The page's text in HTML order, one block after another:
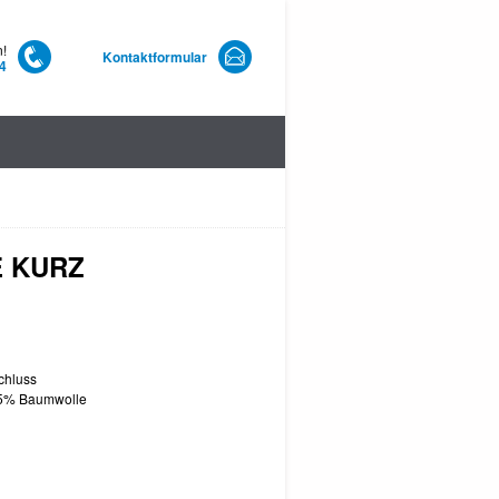
Kontaktformular
KURZ
Baumwolle